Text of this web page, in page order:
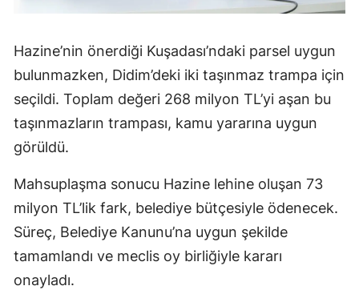
Hazine’nin önerdiği Kuşadası’ndaki parsel uygun
bulunmazken, Didim’deki iki taşınmaz trampa için
seçildi. Toplam değeri 268 milyon TL’yi aşan bu
taşınmazların trampası, kamu yararına uygun
görüldü.
Mahsuplaşma sonucu Hazine lehine oluşan 73
milyon TL’lik fark, belediye bütçesiyle ödenecek.
Süreç, Belediye Kanunu’na uygun şekilde
tamamlandı ve meclis oy birliğiyle kararı
onayladı.